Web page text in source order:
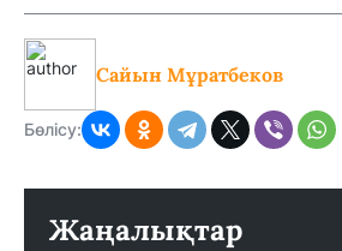
Сайын Мұратбеков
Бөлісу:
Жаңалықтар